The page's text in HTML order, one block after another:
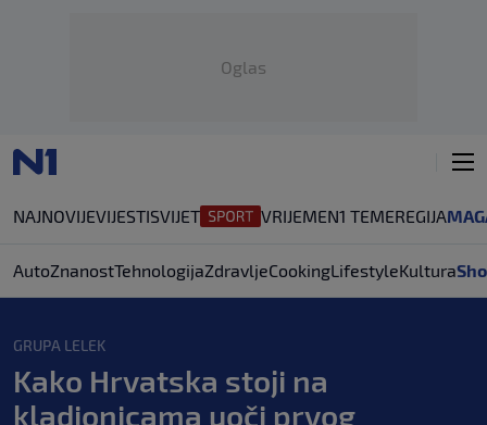
Oglas
NAJNOVIJEVIJESTISVIJET VRIJEMEN1 TEMEREGIJA
AutoZnanostTehnologijaZdravljeCookingLifestyleKultura
GRUPA LELEK
Kako Hrvatska stoji na
kladionicama uoči prvog